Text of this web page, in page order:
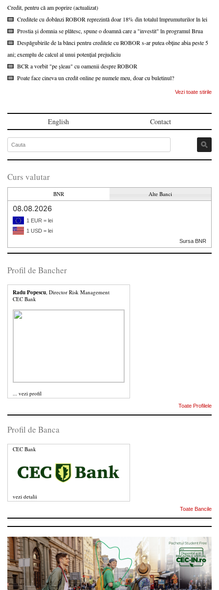
Credit, pentru că am poprire (actualizat)
Creditele cu dobânzi ROBOR reprezintă doar 18% din totalul împrumuturilor în lei
Prostia și domnia se plătesc, spune o doamnă care a "investit" în programul Brua
Despăgubirile de la bănci pentru creditele cu ROBOR s-ar putea obține abia peste 5
ani; exemplu de calcul al unui potențial prejudiciu
BCR a vorbit "pe șleau" cu oamenii despre ROBOR
Poate face cineva un credit online pe numele meu, doar cu buletinul?
Vezi toate stirile
English Contact
Curs valutar
BNR Alte Banci
08.08.2026
1 EUR = lei
1 USD = lei
Sursa BNR
Profil de Bancher
Radu Popescu, Director Risk Management
CEC Bank
... vezi profil
Toate Profilele
Profil de Banca
CEC Bank
vezi detalii
Toate Bancile